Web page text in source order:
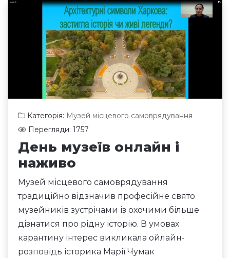
Категорія: Музей місцевого самоврядування
Перегляди: 1757
День музеїв онлайн і
наживо
Музей місцевого самоврядування
традиційно відзначив професійне свято
музейників зустрічами із охочими більше
дізнатися про рідну історію. В умовах
карантину інтерес викликала ойлайн-
розповідь історика Марії Чумак